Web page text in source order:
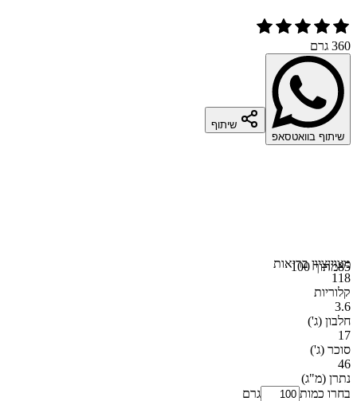
360 גרם
שיתוף בוואטסאפ
שיתוף
85מתוך 100מצויןציון בריאות
118
קלוריות
3.6
חלבון (ג')
17
סוכר (ג')
46
נתרן (מ"ג)
בחרו כמות
גרם